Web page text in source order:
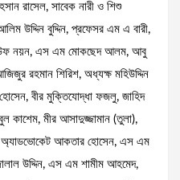
রাসেল, সাবেক নারী ও শিশু
উদ্দিন বুদ্দিন, প্রফেসর এম এ বারী,
রউফ নয়ন, এস এম মোকছেদ আলম, আবু
রহমান শিরিশ, অধ্যক্ষ মহিউদ্দিন
বীর মুক্তিযোদ্ধা ফজলু, জাহিদ
কাশেম, মীর আসাদুজ্জামান (তুলা),
আকতার হোসেন, এস এম
উদ্দিন, এস এম শামীম আহমেদ,